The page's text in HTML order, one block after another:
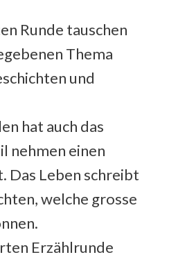
Runde tauschen
Thema
und
hat auch das
nehmen einen
Das Leben schreibt
welche grosse
Erzählrunde